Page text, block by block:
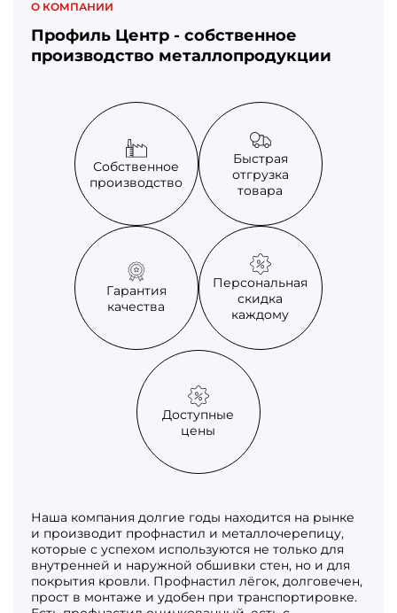
О КОМПАНИИ
Профиль Центр - собственное
производство металлопродукции
Собственное
производство
Быстрая
отгрузка
товара
Гарантия
качества
Персональная
скидка
каждому
Доступные
цены
Наша компания долгие годы находится на рынке
и производит профнастил и металлочерепицу,
которые с успехом используются не только для
внутренней и наружной обшивки стен, но и для
покрытия кровли. Профнастил лёгок, долговечен,
прост в монтаже и удобен при транспортировке.